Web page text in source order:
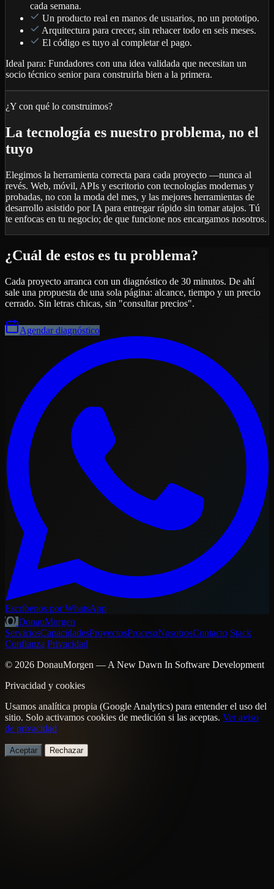
cada semana.
Un producto real en manos de usuarios, no un prototipo.
Arquitectura para crecer, sin rehacer todo en seis meses.
El código es tuyo al completar el pago.
Ideal para: Fundadores con una idea validada que necesitan un
socio técnico senior para construirla bien a la primera.
¿Y con qué lo construimos?
La tecnología es nuestro problema, no el
tuyo
Elegimos la herramienta correcta para cada proyecto —nunca al
revés. Web, móvil, APIs y escritorio con tecnologías modernas y
probadas, no con la moda del mes, y las mejores herramientas de
desarrollo asistido por IA para entregar rápido sin tomar atajos. Tú
te enfocas en tu negocio; de que funcione nos encargamos nosotros.
¿Cuál de estos es tu problema?
Cada proyecto arranca con un diagnóstico de 30 minutos. De ahí
sale una propuesta de una sola página: alcance, tiempo y un precio
cerrado. Sin letras chicas, sin "consultar precios".
Agendar diagnóstico
Escríbenos por WhatsApp
DonauMorgen
ServiciosCapacidadesProyectosProcesoNosotrosContacto Stack
Confianza Privacidad
© 2026 DonauMorgen — A New Dawn In Software Development
Privacidad y cookies
Usamos analítica propia (Google Analytics) para entender el uso del
sitio. Solo activamos cookies de medición si las aceptas. Ver aviso
de privacidad
Aceptar Rechazar